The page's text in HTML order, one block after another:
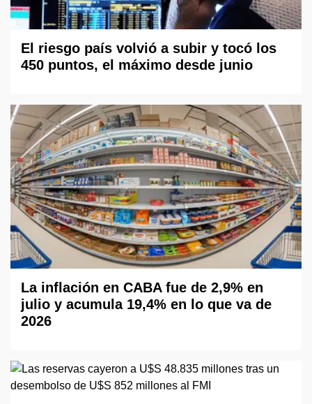
El riesgo país volvió a subir y tocó los
450 puntos, el máximo desde junio
La inflación en CABA fue de 2,9% en
julio y acumula 19,4% en lo que va de
2026